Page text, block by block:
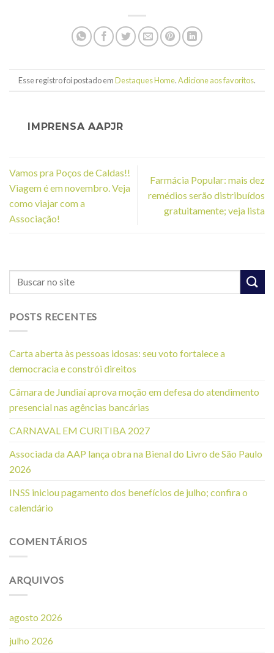
Esse registro foi postado emDestaques Home.Adicione aos favoritos.
IMPRENSA AAPJR
Vamos pra Poços de Caldas!!
Viagem é em novembro. Veja
como viajar com a
Associação!
Farmácia Popular: mais dez
remédios serão distribuídos
gratuitamente; veja lista
POSTS RECENTES
Carta aberta às pessoas idosas: seu voto fortalece a
democracia e constrói direitos
Câmara de Jundiaí aprova moção em defesa do atendimento
presencial nas agências bancárias
CARNAVAL EM CURITIBA 2027
Associada da AAP lança obra na Bienal do Livro de São Paulo
2026
INSS iniciou pagamento dos benefícios de julho; confira o
calendário
COMENTÁRIOS
ARQUIVOS
agosto 2026
julho 2026